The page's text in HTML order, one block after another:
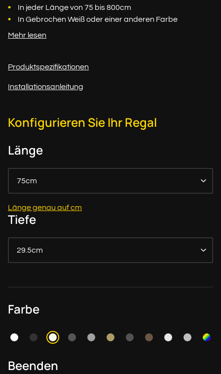
In jeder Länge von 75 bis 800cm
In Gebrochen Weiß oder einer anderen Farbe
Mehr lesen
Produktspezifikationen
Installationsanleitung
Konfigurieren Sie Ihr Regal
Länge
75cm
Länge genau auf cm
Tiefe
29.5cm
Farbe
Beenden